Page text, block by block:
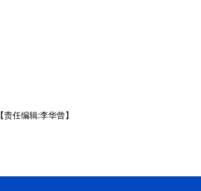
【责任编辑:李华曾】